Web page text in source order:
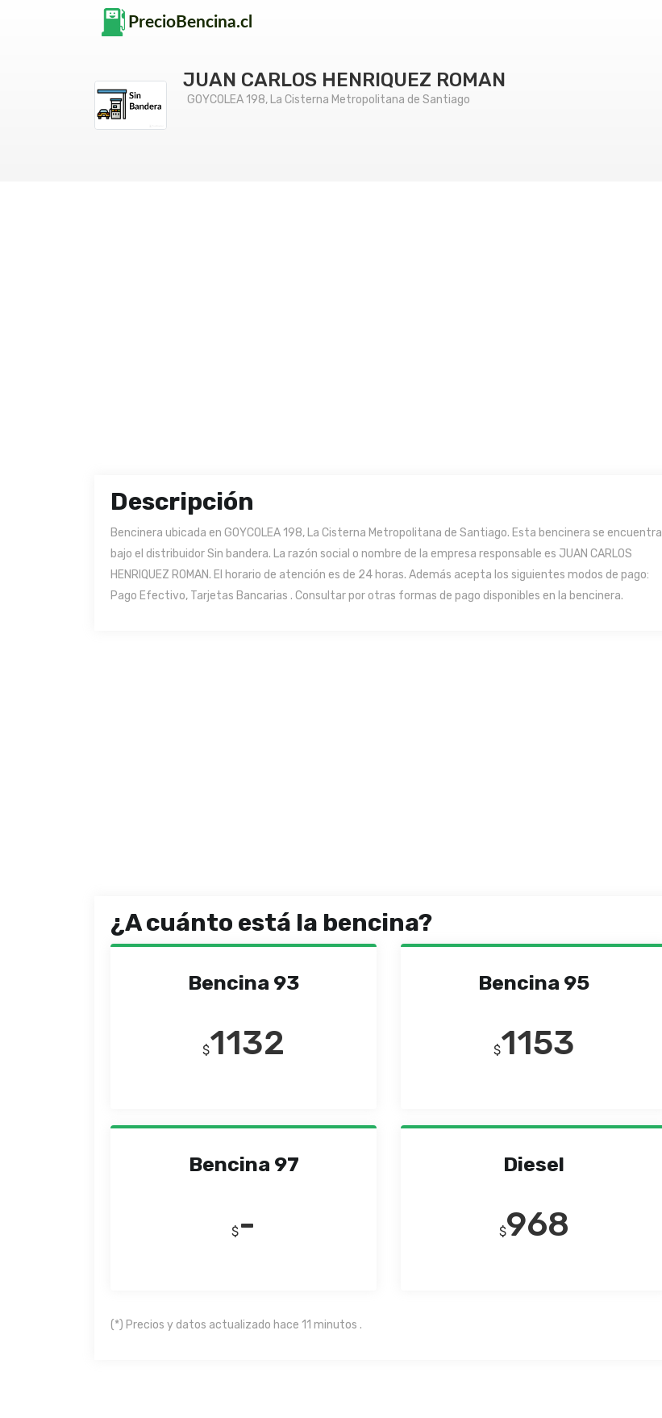
JUAN CARLOS HENRIQUEZ ROMAN
GOYCOLEA 198, La Cisterna Metropolitana de Santiago
Descripción
Bencinera ubicada en GOYCOLEA 198, La Cisterna Metropolitana de Santiago. Esta bencinera se encuentra
bajo el distribuidor Sin bandera. La razón social o nombre de la empresa responsable es JUAN CARLOS
HENRIQUEZ ROMAN. El horario de atención es de 24 horas. Además acepta los siguientes modos de pago:
Pago Efectivo, Tarjetas Bancarias . Consultar por otras formas de pago disponibles en la bencinera.
¿A cuánto está la bencina?
Bencina 93
$1132
Bencina 95
$1153
Bencina 97
$-
Diesel
$968
(*) Precios y datos actualizado hace 11 minutos .